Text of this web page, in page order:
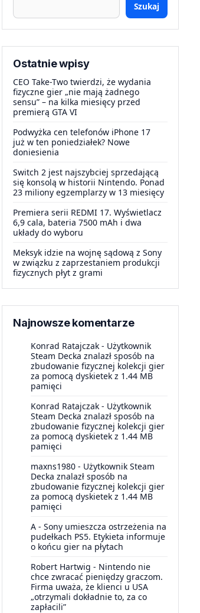
Szukaj
Ostatnie wpisy
CEO Take-Two twierdzi, że wydania
fizyczne gier „nie mają żadnego
sensu” – na kilka miesięcy przed
premierą GTA VI
Podwyżka cen telefonów iPhone 17
już w ten poniedziałek? Nowe
doniesienia
Switch 2 jest najszybciej sprzedającą
się konsolą w historii Nintendo. Ponad
23 miliony egzemplarzy w 13 miesięcy
Premiera serii REDMI 17. Wyświetlacz
6,9 cala, bateria 7500 mAh i dwa
układy do wyboru
Meksyk idzie na wojnę sądową z Sony
w związku z zaprzestaniem produkcji
fizycznych płyt z grami
Najnowsze komentarze
Konrad Ratajczak - Użytkownik
Steam Decka znalazł sposób na
zbudowanie fizycznej kolekcji gier
za pomocą dyskietek z 1.44 MB
pamięci
Konrad Ratajczak - Użytkownik
Steam Decka znalazł sposób na
zbudowanie fizycznej kolekcji gier
za pomocą dyskietek z 1.44 MB
pamięci
maxns1980 - Użytkownik Steam
Decka znalazł sposób na
zbudowanie fizycznej kolekcji gier
za pomocą dyskietek z 1.44 MB
pamięci
A - Sony umieszcza ostrzeżenia na
pudełkach PS5. Etykieta informuje
o końcu gier na płytach
Robert Hartwig - Nintendo nie
chce zwracać pieniędzy graczom.
Firma uważa, że klienci u USA
„otrzymali dokładnie to, za co
zapłacili”